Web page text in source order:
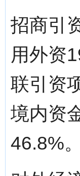
招商引
用外资
联引资
境内资
46.8%。